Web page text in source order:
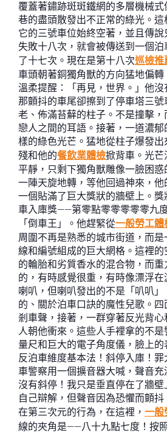
覆蓋著鏽跡斑斑鐵網的多層機械
巷的盡頭散發出不正常的綠光。這
它的三號車位始終空著，並且傳
失敗十八次，就會被傳送到一個
了十七次。現在是第十八次巡檢推
車頭朝著銅獨角獸的方向猛地偏
溫柔提醒：「再見，世界。」他
那顫抖的車尾卻擦到了停車塔三
老、佈滿苔蘚的柱子。不是撞擊
戀人之間的耳語。接著，一道濃
樣的綠色光芒。猛地從柱子爆發
殘和他的餐飲業體檢掀背車。光芒
平靜，只剩下獨角獸雕像一臉困
一陣天旋地轉，等他回過神來，
一個貼滿了巨大獎狀的牆壁上。獎
車入庫獎——第零點零零零零零九
「倒車王」。他趕緊從一般勞工體
周圍不再是熟悉的城市街道，而
線和編號組成的巨大網格。這裡
的輪胎和劣質香水的混合物，而
的，有時感覺很重，有時像漂浮
喇叭，但喇叭發出的不是「叭叭
的、關於泊車口訣的魔性兒歌。
剎車聲，接著，一群穿著反光背
人朝他衝來。這些人手裡拿的不是
量尺和巨大的電子角度儀，臉上
反泊車維度基本法！斜停入庫！
車警察用一個擴音器大喊，聲音
沒有斜停！我只是垂直停在了牆
自己辯解，但聲音因為恐懼而顫
在第三次元的行為，在這裡， 一般
線的夾角是——八十九點七度！按